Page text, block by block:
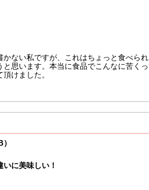
かない私ですが、これはちょっと食べら
思います。本当に食品でこんなに苦く
けました。
に美味しい！